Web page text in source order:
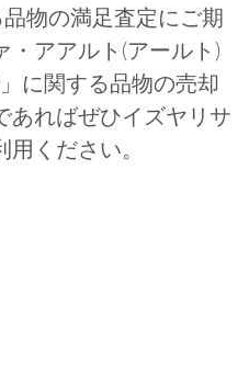
物の満足査定にご期
・アアルト(アールト)
に関する品物の売却
あればぜひイズヤリサ
ください。